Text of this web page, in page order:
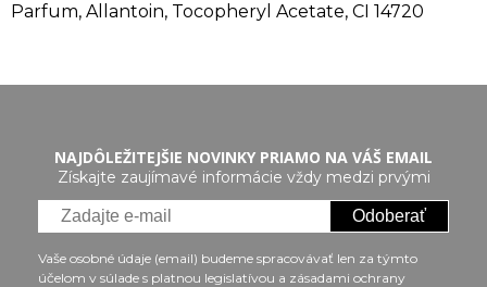
Parfum, Allantoin, Tocopheryl Acetate, CI 14720
NAJDÔLEŽITEJŠIE NOVINKY PRIAMO NA VÁŠ EMAIL
Získajte zaujímavé informácie vždy medzi prvými
Odoberať
Vaše osobné údaje (email) budeme spracovávať len za týmto
účelom v súlade s platnou legislatívou a zásadami ochrany